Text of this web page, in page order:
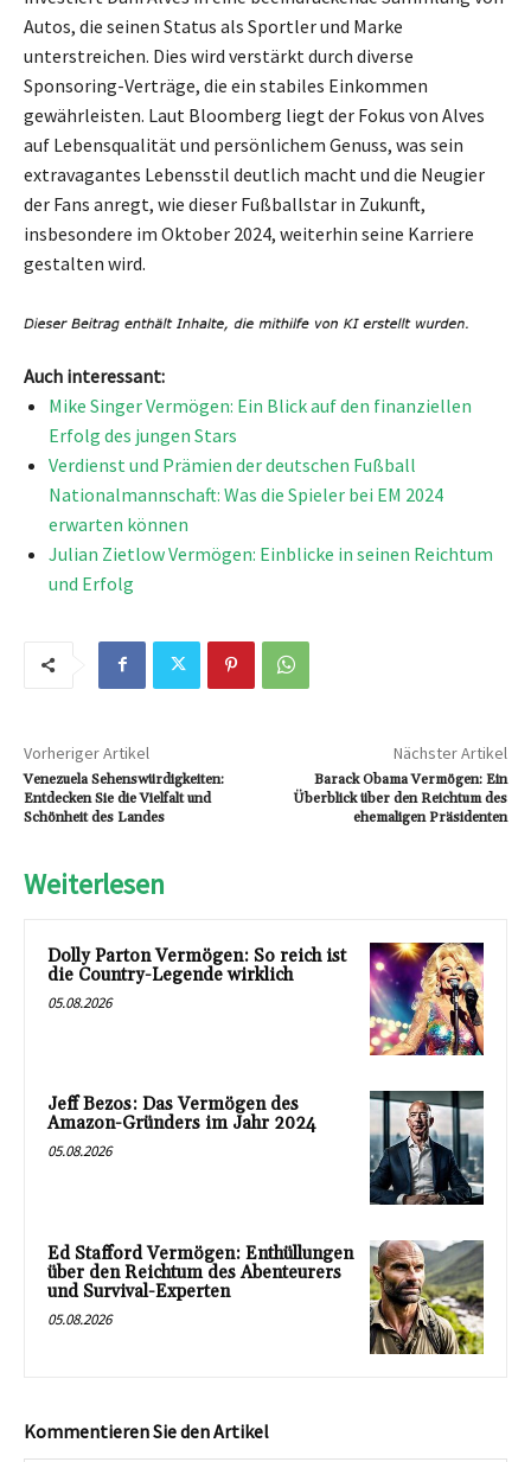
Autos, die seinen Status als Sportler und Marke
unterstreichen. Dies wird verstärkt durch diverse
Sponsoring-Verträge, die ein stabiles Einkommen
gewährleisten. Laut Bloomberg liegt der Fokus von Alves
auf Lebensqualität und persönlichem Genuss, was sein
extravagantes Lebensstil deutlich macht und die Neugier
der Fans anregt, wie dieser Fußballstar in Zukunft,
insbesondere im Oktober 2024, weiterhin seine Karriere
gestalten wird.
Auch interessant:
Mike Singer Vermögen: Ein Blick auf den finanziellen
Erfolg des jungen Stars
Verdienst und Prämien der deutschen Fußball
Nationalmannschaft: Was die Spieler bei EM 2024
erwarten können
Julian Zietlow Vermögen: Einblicke in seinen Reichtum
und Erfolg
Vorheriger Artikel
Venezuela Sehenswürdigkeiten:
Entdecken Sie die Vielfalt und
Schönheit des Landes
Nächster Artikel
Barack Obama Vermögen: Ein
Überblick über den Reichtum des
ehemaligen Präsidenten
Weiterlesen
Dolly Parton Vermögen: So reich ist
die Country-Legende wirklich
05.08.2026
Jeff Bezos: Das Vermögen des
Amazon-Gründers im Jahr 2024
05.08.2026
Ed Stafford Vermögen: Enthüllungen
über den Reichtum des Abenteurers
und Survival-Experten
05.08.2026
Kommentieren Sie den Artikel